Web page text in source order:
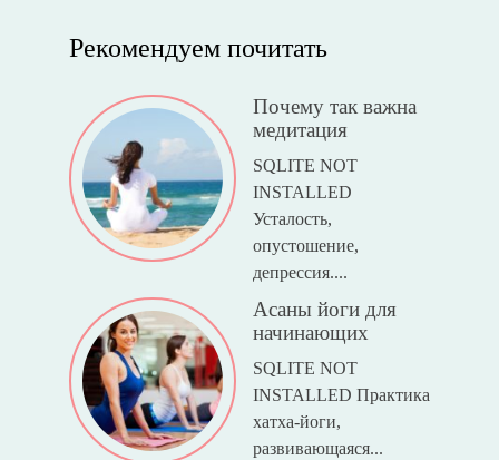
Рекомендуем почитать
Почему так важна
медитация
SQLITE NOT
INSTALLED
Усталость,
опустошение,
депрессия....
Асаны йоги для
начинающих
SQLITE NOT
INSTALLED Практика
хатха-йоги,
развивающаяся...